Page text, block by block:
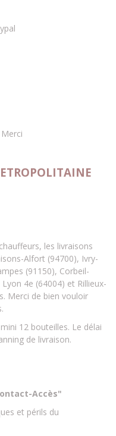
les livraisons
Alfort (94700), Ivry-
(91150), Corbeil-
4e (64004) et Rillieux-
Merci de bien vouloir
12 bouteilles. Le délai
de livraison.
Accès"
et périls du